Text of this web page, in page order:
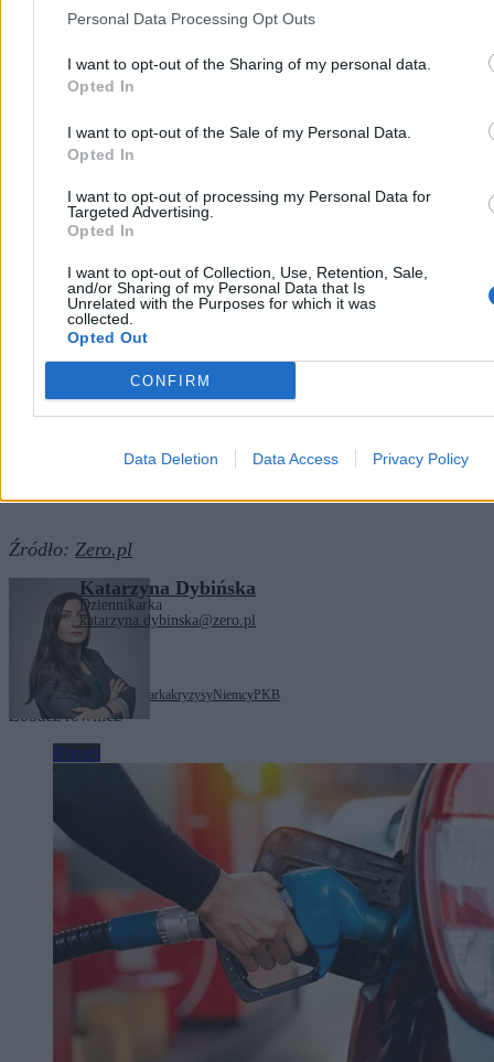
Personal Data Processing Opt Outs
I want to opt-out of the Sharing of my personal data.
Opted In
I want to opt-out of the Sale of my Personal Data.
Opted In
I want to opt-out of processing my Personal Data for
Targeted Advertising.
Opted In
I want to opt-out of Collection, Use, Retention, Sale,
and/or Sharing of my Personal Data that Is
Unrelated with the Purposes for which it was
collected.
Opted Out
CONFIRM
Data Deletion Data Access Privacy Policy
Źródło: Zero.pl
Katarzyna Dybińska
Dziennikarka
katarzyna.dybinska@zero.pl
Tagi: gospodarkakryzysyNiemcyPKB
Zobacz również
Biznes